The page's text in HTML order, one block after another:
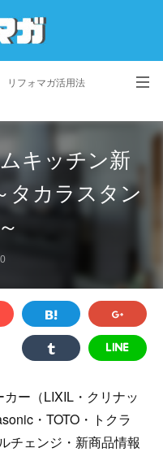
リフォマガ活用法
約 会社概要
キッチン新
タカラスタン
ー（LIXIL・クリナッ
・TOTO・トクラ
チェンジ・新商品情報